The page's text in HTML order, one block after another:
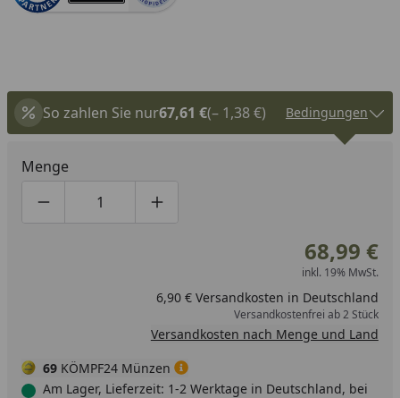
So zahlen Sie nur67,61 €(– 1,38 €) Bedingungen
Menge
Produktmenge um eins verringern
Produktmenge manuell eingeben
Produktmenge um eins erhöhen
68,99 €
inkl. 19% MwSt.
6,90 € Versandkosten in Deutschland
Versandkostenfrei ab 2 Stück
Versandkosten nach Menge und Land
69 KÖMPF24 Münzen
Am Lager, Lieferzeit: 1-2 Werktage in Deutschland, bei